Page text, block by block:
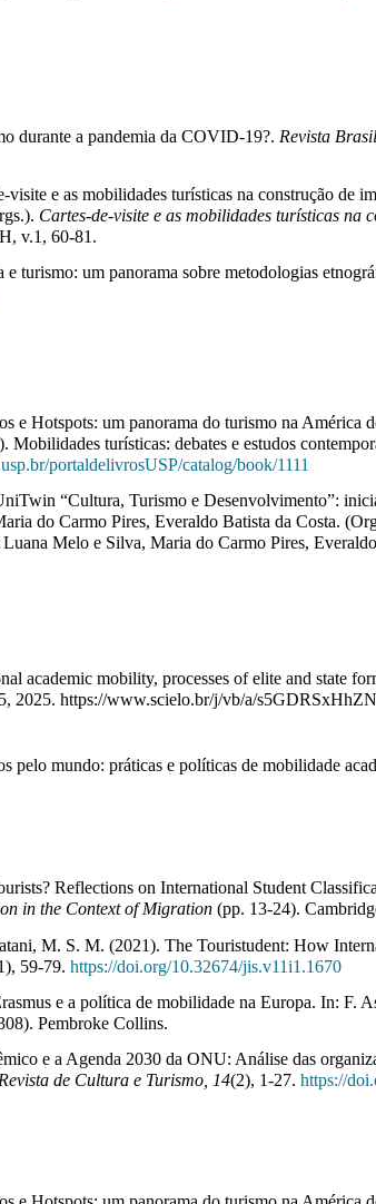
durante a pandemia da COVID-19?. Revista
e as mobilidades turísticas na construção de
Cartes-de-visite e as mobilidades turísticas na
v.1, 60-81.
turismo: um panorama sobre metodologias
e Hotspots: um panorama do turismo na América
turísticas: debates e estudos
portaldelivrosUSP/catalog/book/1111
“Cultura, Turismo e Desenvolvimento”:
do Carmo Pires, Everaldo Batista da Costa.
Melo e Silva, Maria do Carmo Pires,
academic mobility, processes of elite and state
2025. https://www.scielo.br/j/vb/a/
pelo mundo: práticas e políticas de mobilidade
Reflections on International Student
in the Context of Migration (pp. 13-24).
M. S. M. (2021). The Touristudent: How
59-79. https://doi.org/10.32674/jis.v11i1.1670
e a política de mobilidade na Europa. In: F.
Pembroke Collins.
e a Agenda 2030 da ONU: Análise das
de Cultura e Turismo, 14(2), 1-27. https://